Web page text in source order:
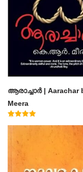
ആരാച്ചാര്‍ | Aarachar
Meera